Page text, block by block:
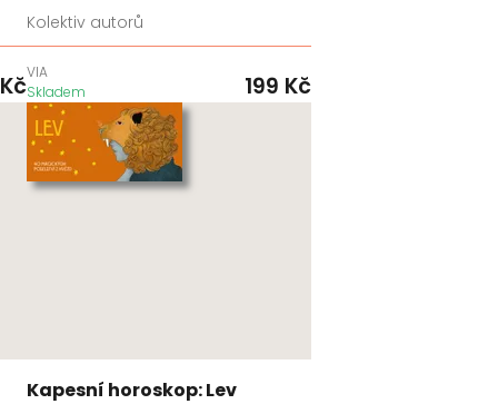
Kč
Kolektiv autorů
VIA
Skladem
199 Kč
Kapesní horoskop: Lev